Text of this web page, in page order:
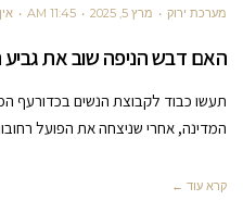
מערכת ירוק מרץ 5, 2025 11:45 AM
האם דבש הניפה שוב את גביע
תעשו כבוד לקבוצת הנשים בכדורעף
המדינה, אחרי שניצחה את הפועל רחובות 1:3 לעיני
קרא עוד ←